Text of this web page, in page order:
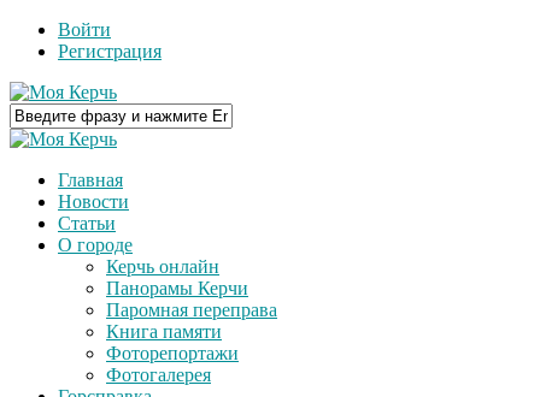
Войти
Регистрация
Главная
Новости
Статьи
О городе
Керчь онлайн
Панорамы Керчи
Паромная переправа
Книга памяти
Фоторепортажи
Фотогалерея